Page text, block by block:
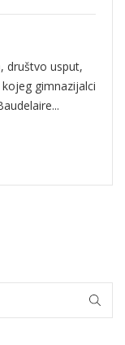
društvo usput,
gimnazijalci